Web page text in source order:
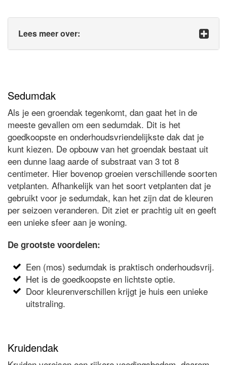
Lees meer over:
Sedumdak
Als je een groendak tegenkomt, dan gaat het in de
meeste gevallen om een sedumdak. Dit is het
goedkoopste en onderhoudsvriendelijkste dak dat je
kunt kiezen. De opbouw van het groendak bestaat uit
een dunne laag aarde of substraat van 3 tot 8
centimeter. Hier bovenop groeien verschillende soorten
vetplanten. Afhankelijk van het soort vetplanten dat je
gebruikt voor je sedumdak, kan het zijn dat de kleuren
per seizoen veranderen. Dit ziet er prachtig uit en geeft
een unieke sfeer aan je woning.
De grootste voordelen:
Een (mos) sedumdak is praktisch onderhoudsvrij.
Het is de goedkoopste en lichtste optie.
Door kleurenverschillen krijgt je huis een unieke
uitstraling.
Kruidendak